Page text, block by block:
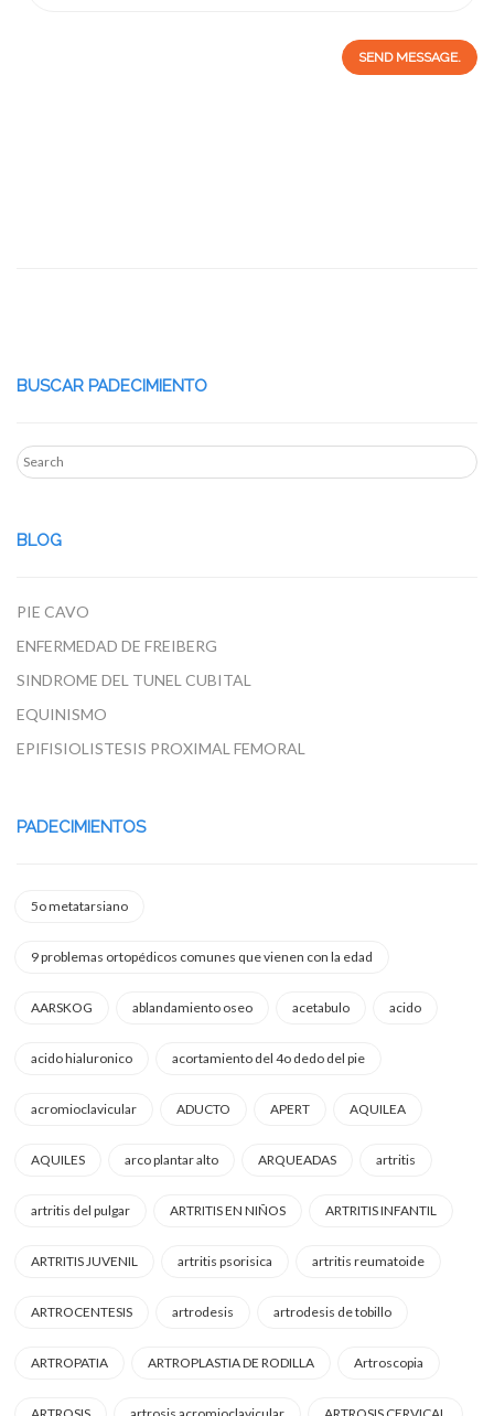
SEND MESSAGE.
BUSCAR PADECIMIENTO
BLOG
PIE CAVO
ENFERMEDAD DE FREIBERG
SINDROME DEL TUNEL CUBITAL
EQUINISMO
EPIFISIOLISTESIS PROXIMAL FEMORAL
PADECIMIENTOS
5o metatarsiano
9 problemas ortopédicos comunes que vienen con la edad
AARSKOG ablandamiento oseo acetabulo acido
acido hialuronico acortamiento del 4o dedo del pie
acromioclavicular ADUCTO APERT AQUILEA
AQUILES arco plantar alto ARQUEADAS artritis
artritis del pulgar ARTRITIS EN NIÑOS ARTRITIS INFANTIL
ARTRITIS JUVENIL artritis psorisica artritis reumatoide
ARTROCENTESIS artrodesis artrodesis de tobillo
ARTROPATIA ARTROPLASTIA DE RODILLA Artroscopia